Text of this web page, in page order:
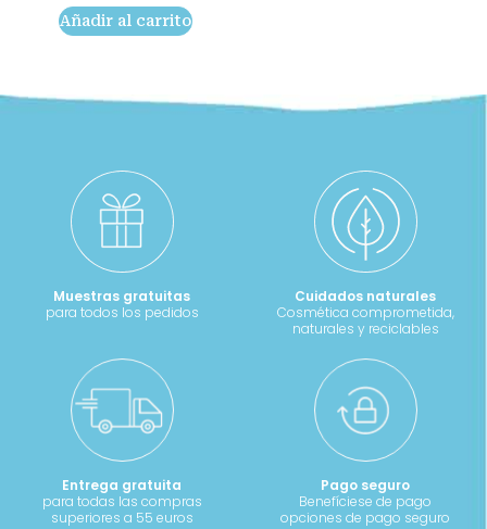
Añadir al carrito
Muestras gratuitas
para todos los pedidos
Cuidados naturales
Cosmética comprometida,
naturales y reciclables
Entrega gratuita
para todas las compras
superiores a 55 euros
Pago seguro
Benefíciese de pago
opciones de pago seguro